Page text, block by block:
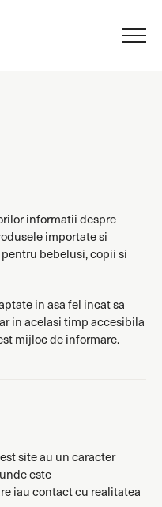
informatii despre
importate si
bebelusi, copii si
in asa fel incat sa
in acelasi timp accesibila
mijloc de informare.
site au un caracter
este
iau contact cu realitatea